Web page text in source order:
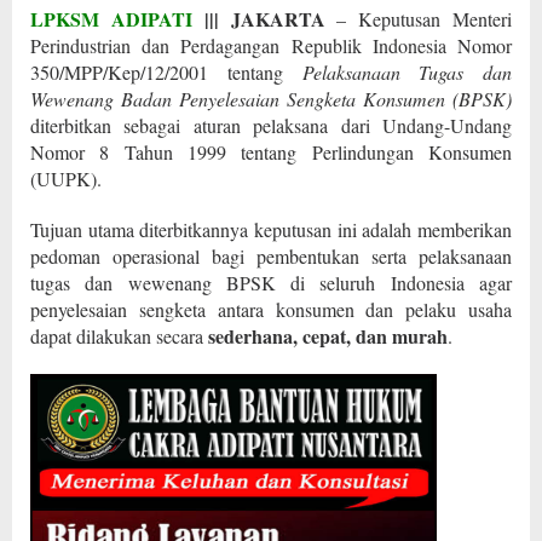
LPKSM ADIPATI ||| JAKARTA – Keputusan Menteri
Perindustrian dan Perdagangan Republik Indonesia Nomor
350/MPP/Kep/12/2001 tentang Pelaksanaan Tugas dan
Wewenang Badan Penyelesaian Sengketa Konsumen (BPSK)
diterbitkan sebagai aturan pelaksana dari Undang-Undang
Nomor 8 Tahun 1999 tentang Perlindungan Konsumen
(UUPK).
Tujuan utama diterbitkannya keputusan ini adalah memberikan
pedoman operasional bagi pembentukan serta pelaksanaan
tugas dan wewenang BPSK di seluruh Indonesia agar
penyelesaian sengketa antara konsumen dan pelaku usaha
dapat dilakukan secara sederhana, cepat, dan murah.